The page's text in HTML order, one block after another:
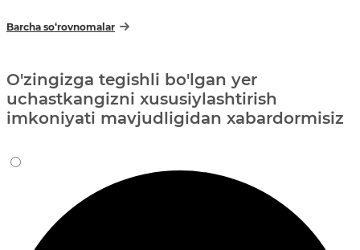
Barcha so‘rovnomalar
O'zingizga tegishli bo'lgan yer
uchastkangizni xususiylashtirish
imkoniyati mavjudligidan xabardormisiz